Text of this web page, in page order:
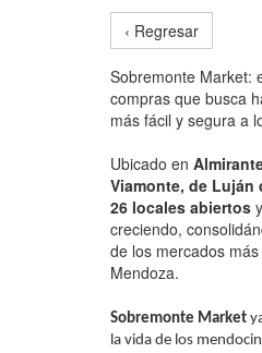
‹ Regresar
Sobremonte Market:
compras que busca
más fácil y segura a
Ubicado en
Viamonte, de Luján
26 locales abiertos
creciendo,
de los mercados
Mendoza.
Sobremonte Market
la vida de los